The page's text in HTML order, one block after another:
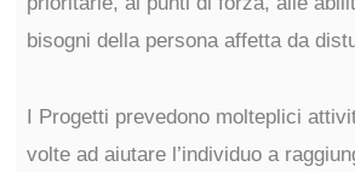
bisogni della persona affetta da
I Progetti prevedono molteplici
volte ad aiutare l’individuo a